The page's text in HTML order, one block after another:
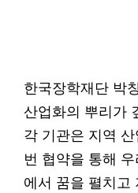
한국장학재단 박
산업화의 뿌리가
각 기관은 지역 산
번 협약을 통해
에서 꿈을 펼치고